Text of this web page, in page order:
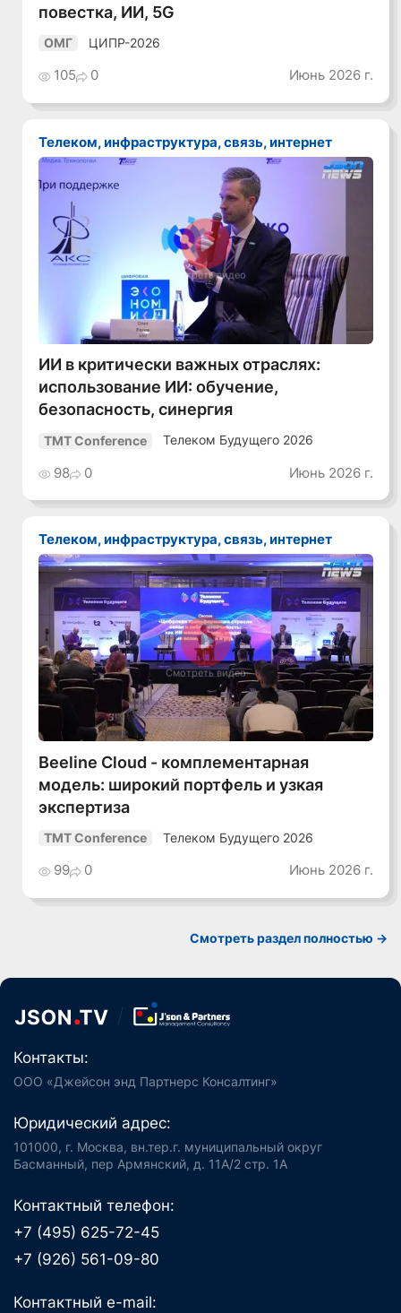
повестка, ИИ, 5G
ОМГ ЦИПР-2026
105 0 Июнь 2026 г.
Телеком, инфраструктура, связь, интернет
Смотреть видео
ИИ в критически важных отраслях:
использование ИИ: обучение,
безопасность, синергия
TMT Conference Телеком Будущего 2026
98 0 Июнь 2026 г.
Телеком, инфраструктура, связь, интернет
Смотреть видео
Beeline Cloud - комплементарная
модель: широкий портфель и узкая
экспертиза
TMT Conference Телеком Будущего 2026
99 0 Июнь 2026 г.
Смотреть раздел полностью ->
Контакты:
ООО «Джейсон энд Партнерс Консалтинг»
Юридический адрес:
101000, г. Москва, вн.тер.г. муниципальный округ
Басманный, пер Армянский, д. 11А/2 стр. 1А
Контактный телефон:
+7 (495) 625-72-45
+7 (926) 561-09-80
Контактный e-mail: